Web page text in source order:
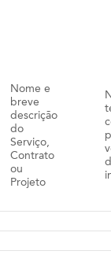
Nome e
breve
descrição
do
Serviço,
Contrato
ou
Projeto